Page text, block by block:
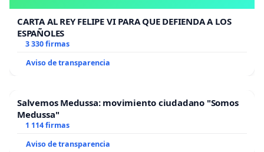
CARTA AL REY FELIPE VI PARA QUE DEFIENDA A LOS
ESPAÑOLES
3 330 firmas
Aviso de transparencia
Salvemos Medussa: movimiento ciudadano "Somos
Medussa"
1 114 firmas
Aviso de transparencia